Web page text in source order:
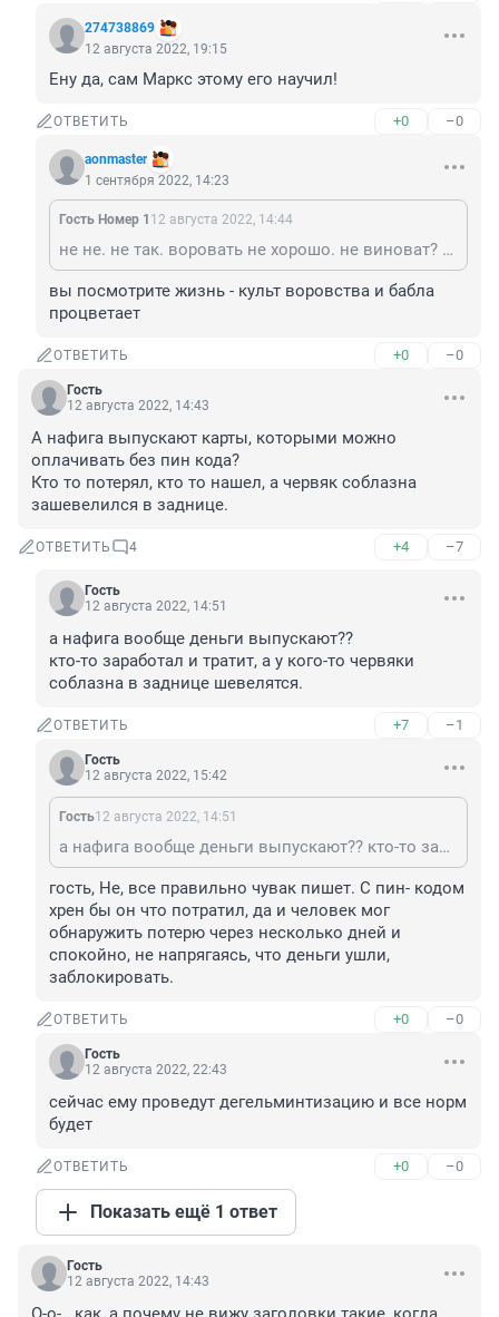
274738869
12 августа 2022, 19:15
Ену да, сам Маркс этому его научил!
ОТВЕТИТЬ +0 –0
aonmaster
1 сентября 2022, 14:23
Гость Номер 1 12 августа 2022, 14:44
не не. не так. воровать не хорошо. не виноват? дайте ему свою карту
вы посмотрите жизнь - культ воровства и бабла
процветает
ОТВЕТИТЬ +0 –0
Гость
12 августа 2022, 14:43
А нафига выпускают карты, которыми можно
оплачивать без пин кода?
Кто то потерял, кто то нашел, а червяк соблазна
зашевелился в заднице.
ОТВЕТИТЬ 4 +4 –7
Гость
12 августа 2022, 14:51
а нафига вообще деньги выпускают??
кто-то заработал и тратит, а у кого-то червяки
соблазна в заднице шевелятся.
ОТВЕТИТЬ +7 –1
Гость
12 августа 2022, 15:42
Гость12 августа 2022, 14:51
а нафига вообще деньги выпускают?? кто-то заработал и тратит, а у кого-то червяки соблазна в заднице шевелятся.
гость, Не, все правильно чувак пишет. С пин- кодом
хрен бы он что потратил, да и человек мог
обнаружить потерю через несколько дней и
спокойно, не напрягаясь, что деньги ушли,
заблокировать.
ОТВЕТИТЬ +0 –0
Гость
12 августа 2022, 22:43
сейчас ему проведут дегельминтизацию и все норм
будет
ОТВЕТИТЬ +0 –0
Показать ещё 1 ответ
Гость
12 августа 2022, 14:43